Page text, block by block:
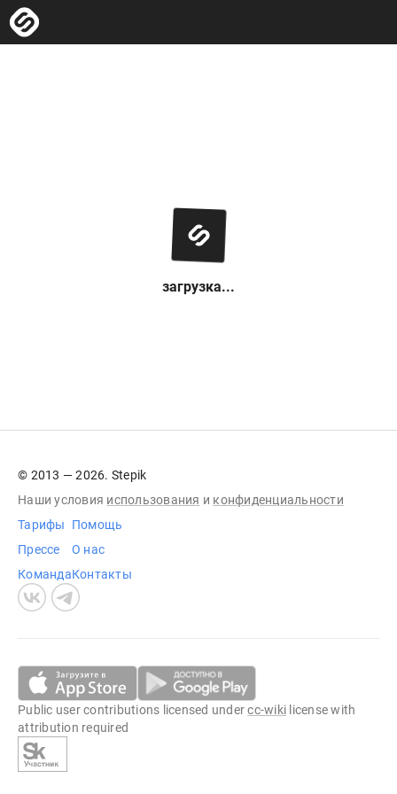
загрузка...
© 2013 — 2026. Stepik
Наши условия использования и конфиденциальности
Тарифы
Прессе
Команда
Помощь
О нас
Контакты
Public user contributions licensed undercc-wiki license with
attribution required